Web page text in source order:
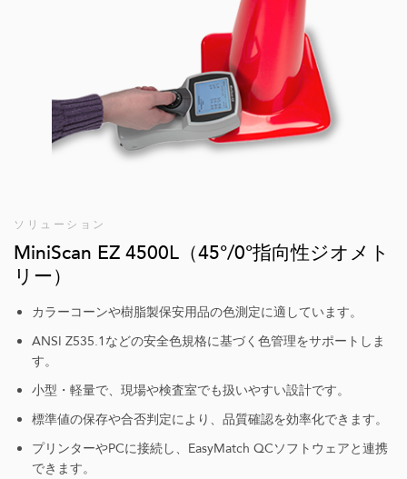
ソリューション
MiniScan EZ 4500L（45°/0°指向性ジオメト
リー）
カラーコーンや樹脂製保安用品の色測定に適しています。
ANSI Z535.1などの安全色規格に基づく色管理をサポートしま
す。
小型・軽量で、現場や検査室でも扱いやすい設計です。
標準値の保存や合否判定により、品質確認を効率化できます。
プリンターやPCに接続し、EasyMatch QCソフトウェアと連携
できます。